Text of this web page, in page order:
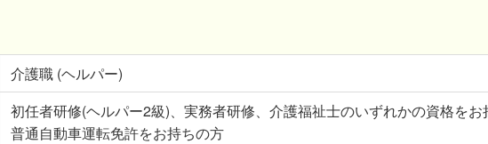
介護職 (ヘルパー)
初任者研修(ヘルパー2級)、実務者研修、介護福祉士のいずれかの資格をお
普通自動車運転免許をお持ちの方